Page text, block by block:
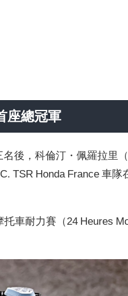
座總冠軍
後，科倫汀・佩羅拉里
TSR Honda France 車
車耐力賽（24 Heures